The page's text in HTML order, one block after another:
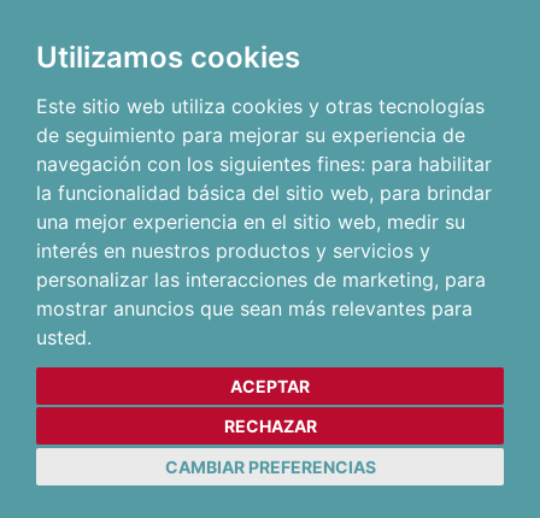
Utilizamos cookies
Este sitio web utiliza cookies y otras tecnologías
de seguimiento para mejorar su experiencia de
navegación con los siguientes fines: para habilitar
la funcionalidad básica del sitio web, para brindar
una mejor experiencia en el sitio web, medir su
interés en nuestros productos y servicios y
personalizar las interacciones de marketing, para
mostrar anuncios que sean más relevantes para
usted.
ACEPTAR
RECHAZAR
CAMBIAR PREFERENCIAS